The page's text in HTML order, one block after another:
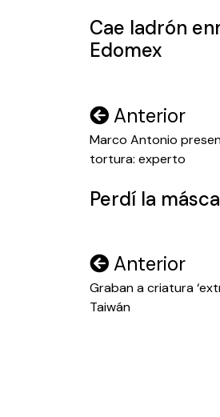
Cae ladrón
Edomex
Navegación
de
entradas
Anterior
Marco Antonio
tortura: experto
Perdí la
Navegación
de
Anterior
Graban a criatura
Taiwán